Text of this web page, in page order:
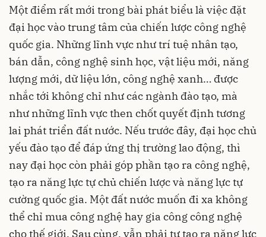
Một điểm rất mới trong bài phát biểu là việc đặt
đại học vào trung tâm của chiến lược công nghệ
quốc gia. Những lĩnh vực như trí tuệ nhân tạo,
bán dẫn, công nghệ sinh học, vật liệu mới, năng
lượng mới, dữ liệu lớn, công nghệ xanh… được
nhắc tới không chỉ như các ngành đào tạo, mà
như những lĩnh vực then chốt quyết định tương
lai phát triển đất nước. Nếu trước đây, đại học chủ
yếu đào tạo để đáp ứng thị trường lao động, thì
nay đại học còn phải góp phần tạo ra công nghệ,
tạo ra năng lực tự chủ chiến lược và năng lực tự
cường quốc gia. Một đất nước muốn đi xa không
thể chỉ mua công nghệ hay gia công công nghệ
cho thế giới. Sau cùng, vẫn phải tự tạo ra năng lực